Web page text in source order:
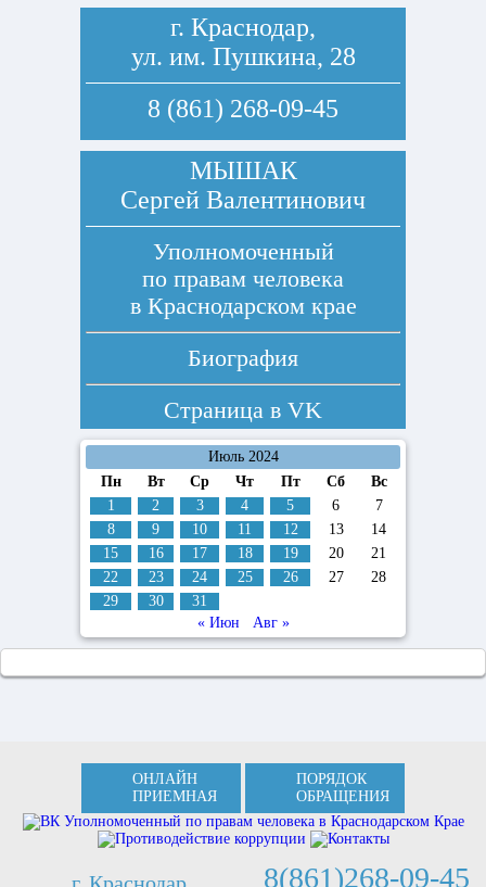
г. Краснодар,
ул. им. Пушкина, 28
8 (861) 268-09-45
МЫШАК
Сергей Валентинович
Уполномоченный
по правам человека
в Краснодарском крае
Биография
Страница в VK
Июль 2024
Пн
Вт Ср Чт Пт Сб
Вс
1
2 3 4 5 6
7
8
9 10 11 12 13
14
15
16 17 18 19 20
21
22
23 24 25 26 27
28
29
30
31
« Июн
Авг »
ОНЛАЙН
ПРИЕМНАЯ
ПОРЯДОК
ОБРАЩЕНИЯ
8(861)268-09-45